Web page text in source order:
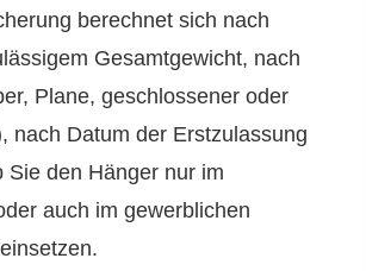
berechnet sich nach
Gesamtgewicht, nach
Plane, geschlossener oder
nach Datum der Erstzulassung
Sie den Hänger nur im
auch im gewerblichen